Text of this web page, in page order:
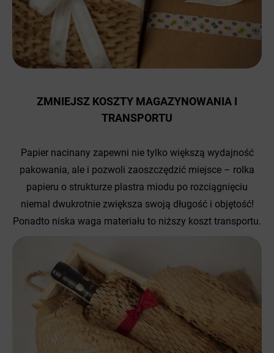
ZMNIEJSZ KOSZTY MAGAZYNOWANIA I
TRANSPORTU
Papier nacinany zapewni nie tylko większą wydajność
pakowania, ale i pozwoli zaoszczędzić miejsce – rolka
papieru o strukturze plastra miodu po rozciągnięciu
niemal dwukrotnie zwiększa swoją długość i objętość!
Ponadto niska waga materiału to niższy koszt transportu.